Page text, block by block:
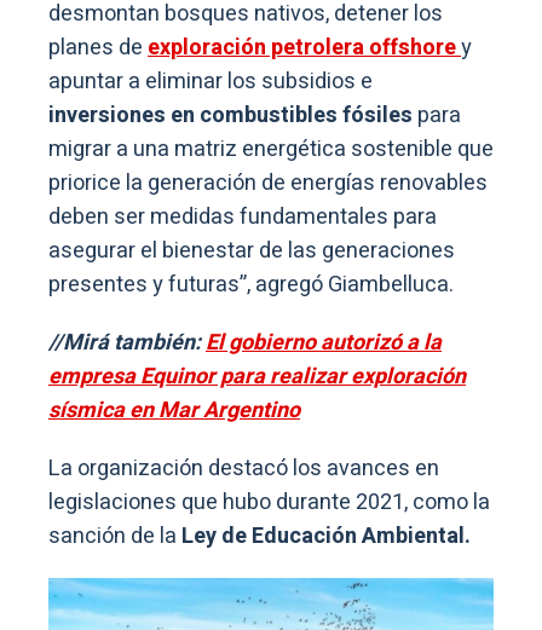
desmontan bosques nativos, detener los
planes deexploración petrolera offshorey
apuntar a eliminar los subsidios e
inversiones en combustibles fósiles para
migrar a una matriz energética sostenible que
priorice la generación de energías renovables
deben ser medidas fundamentales para
asegurar el bienestar de las generaciones
presentes y futuras”, agregó Giambelluca.
//Mirá también:El gobierno autorizó a la
empresa Equinor para realizar exploración
sísmica en Mar Argentino
La organización destacó los avances en
legislaciones que hubo durante 2021, como la
sanción de la Ley de Educación Ambiental.